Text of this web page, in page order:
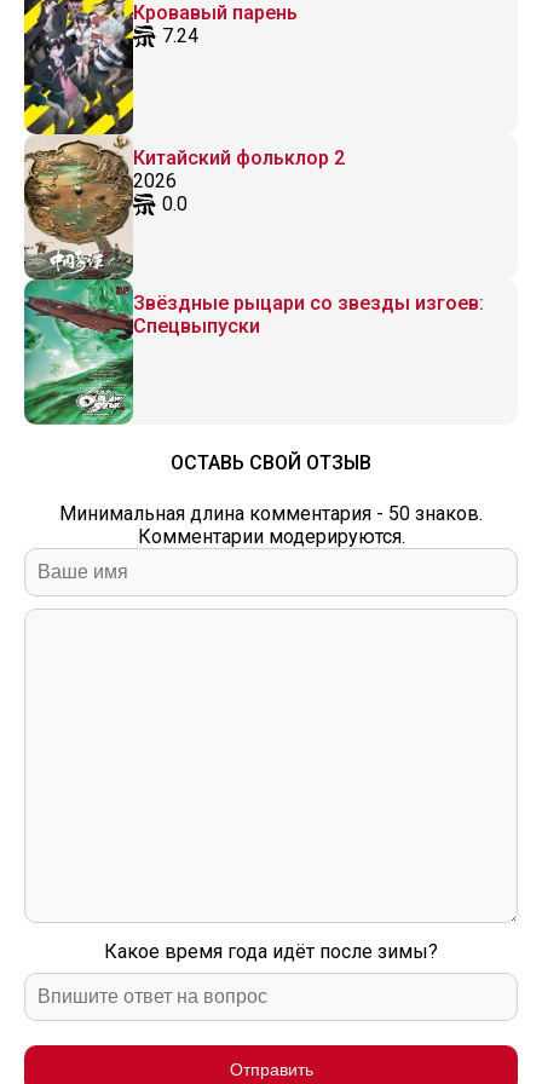
Кровавый парень
7.24
Китайский фольклор 2
2026
0.0
Звёздные рыцари со звезды изгоев:
Спецвыпуски
ОСТАВЬ СВОЙ ОТЗЫВ
Минимальная длина комментария - 50 знаков.
Комментарии модерируются.
Какое время года идёт после зимы?
Отправить